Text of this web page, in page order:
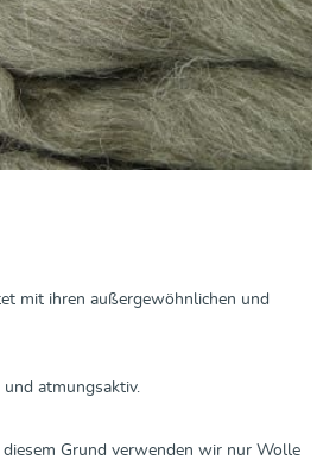
mit ihren außergewöhnlichen und
atmungsaktiv.
Grund verwenden wir nur Wolle